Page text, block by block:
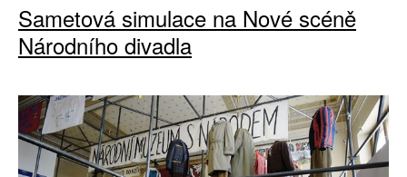
Sametová simulace na Nové scéně
Národního divadla